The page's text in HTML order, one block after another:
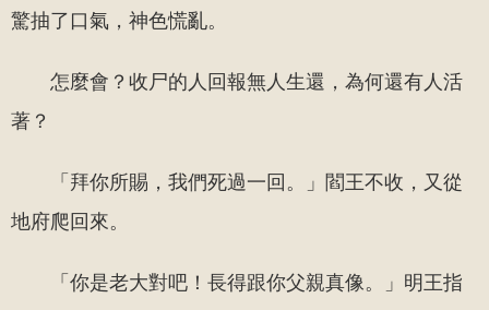
驚抽了口氣，神色慌亂。
怎麼會？收尸的人回報無人生還，為何還有人活
著？
「拜你所賜，我們死過一回。」閻王不收，又從
地府爬回來。
「你是老大對吧！長得跟你父親真像。」明王指